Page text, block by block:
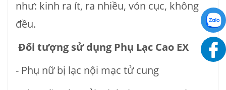
như: kinh ra ít, ra nhiều, vón cục, không
đều.
Đối tượng sử dụng Phụ Lạc Cao EX
- Phụ nữ bị lạc nội mạc tử cung